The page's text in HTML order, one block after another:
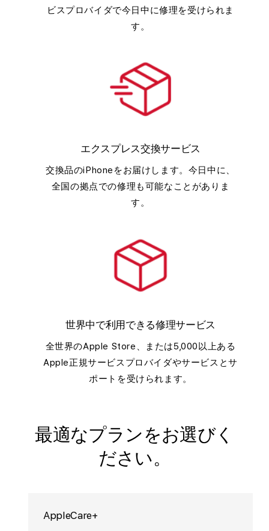
ビスプロバイダで今日中に修理を受けられま
す。
エクスプレス交換サービス
交換品のiPhoneをお届けします。今日中に、
全国の拠点での修理も可能なことがありま
す。
世界中で利用できる修理サービス
全世界のApple Store、または5,000以上ある
Apple正規サービスプロバイダやサービスとサ
ポートを受けられます。
最適なプランをお選びく
ださい。
AppleCare+